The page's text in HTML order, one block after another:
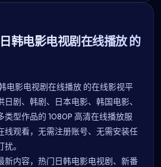
韩电影电视剧在线播放 的
电影电视剧在线播放 的在线影视平
剧、韩剧、日本电影、韩国电影、
类型作品的 1080P 高清在线播放服
线观看，无需注册账号、无需安装任
。
新内容，热门日韩电影电视剧、新番